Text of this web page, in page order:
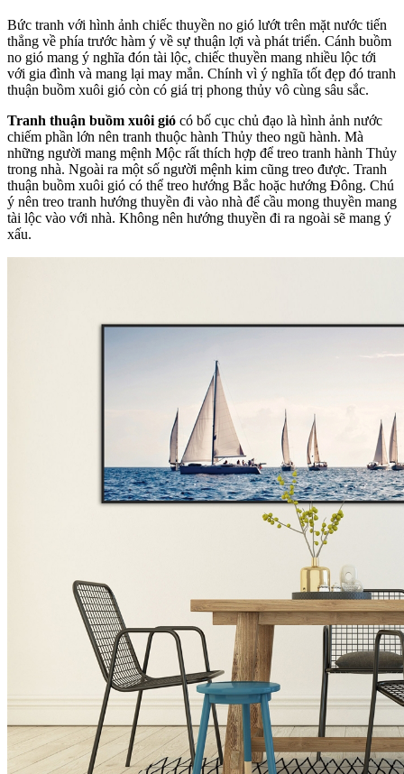
Bức tranh với hình ảnh chiếc thuyền no gió lướt trên mặt nước tiến
thẳng về phía trước hàm ý về sự thuận lợi và phát triển. Cánh buồm
no gió mang ý nghĩa đón tài lộc, chiếc thuyền mang nhiều lộc tới
với gia đình và mang lại may mắn. Chính vì ý nghĩa tốt đẹp đó tranh
thuận buồm xuôi gió còn có giá trị phong thủy vô cùng sâu sắc.
Tranh thuận buồm xuôi gió có bố cục chủ đạo là hình ảnh nước
chiếm phần lớn nên tranh thuộc hành Thủy theo ngũ hành. Mà
những người mang mệnh Mộc rất thích hợp để treo tranh hành Thủy
trong nhà. Ngoài ra một số người mệnh kim cũng treo được. Tranh
thuận buồm xuôi gió có thể treo hướng Bắc hoặc hướng Đông. Chú
ý nên treo tranh hướng thuyền đi vào nhà để cầu mong thuyền mang
tài lộc vào với nhà. Không nên hướng thuyền đi ra ngoài sẽ mang ý
xấu.